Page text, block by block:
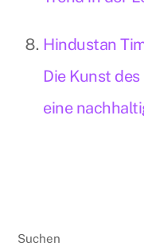
Hindustan
Die Kunst
eine
Suchen